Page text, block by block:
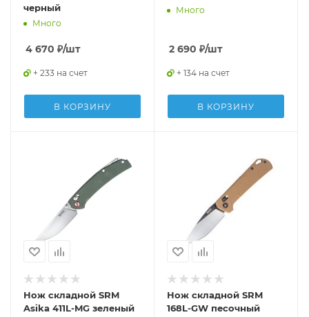
черный
Много
4 670 ₽/шт
+ 233 на счет
В КОРЗИНУ
Много
2 690 ₽/шт
+ 134 на счет
В КОРЗИНУ
Нож складной SRM
Asika 411L-MG зеленый
Нож складной SRM
168L-GW песочный